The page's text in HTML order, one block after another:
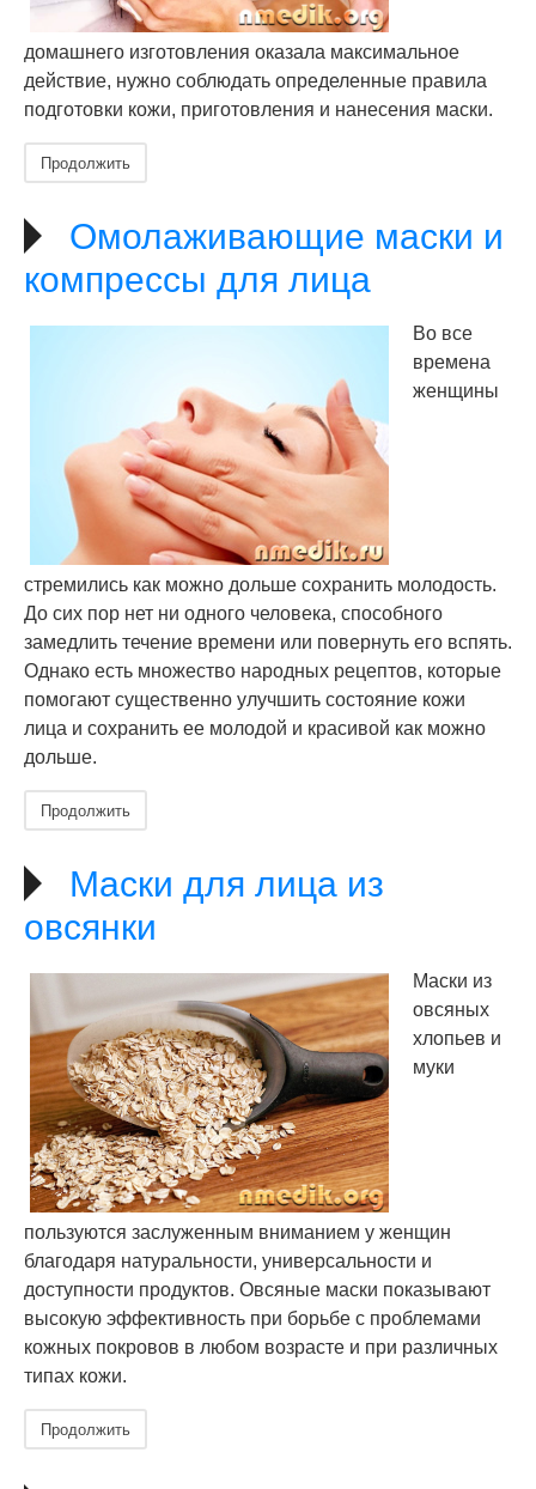
домашнего изготовления оказала максимальное
действие, нужно соблюдать определенные правила
подготовки кожи, приготовления и нанесения маски.
Продолжить
Омолаживающие маски и
компрессы для лица
Во все
времена
женщины
стремились как можно дольше сохранить молодость.
До сих пор нет ни одного человека, способного
замедлить течение времени или повернуть его вспять.
Однако есть множество народных рецептов, которые
помогают существенно улучшить состояние кожи
лица и сохранить ее молодой и красивой как можно
дольше.
Продолжить
Маски для лица из
овсянки
Маски из
овсяных
хлопьев и
муки
пользуются заслуженным вниманием у женщин
благодаря натуральности, универсальности и
доступности продуктов. Овсяные маски показывают
высокую эффективность при борьбе с проблемами
кожных покровов в любом возрасте и при различных
типах кожи.
Продолжить